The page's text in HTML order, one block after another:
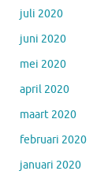
juli 2020
juni 2020
mei 2020
april 2020
maart 2020
februari 2020
januari 2020